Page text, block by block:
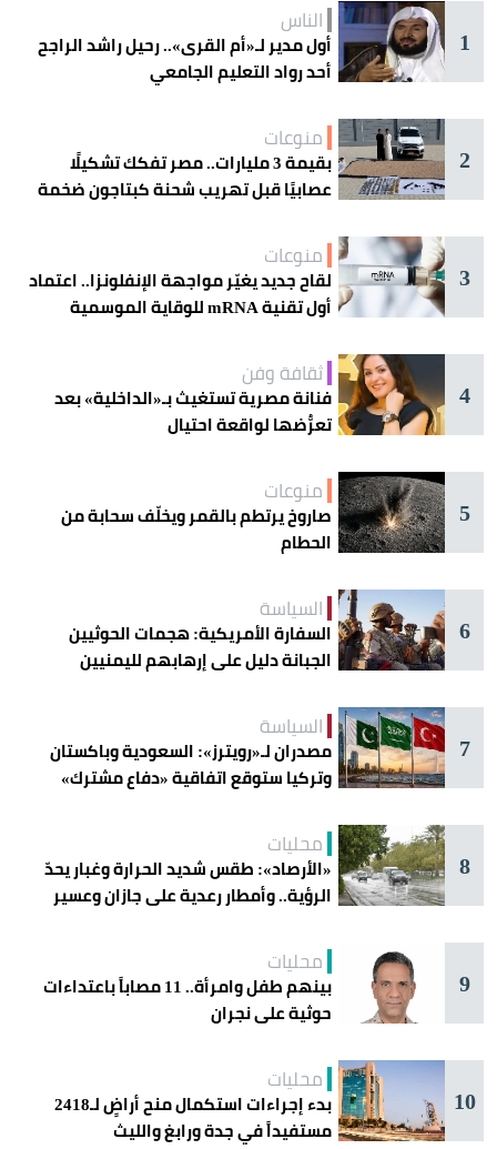
1
الناس
أول مدير لـ«أم القرى».. رحيل راشد الراجح
أحد رواد التعليم الجامعي
2
منوعات
بقيمة 3 مليارات.. مصر تفكك تشكيلًا
عصابيًا قبل تهريب شحنة كبتاجون ضخمة
3
منوعات
لقاح جديد يغيّر مواجهة الإنفلونزا.. اعتماد
أول تقنية mRNA للوقاية الموسمية
4
ثقافة وفن
فنانة مصرية تستغيث بـ«الداخلية» بعد
تعرُّضها لواقعة احتيال
5
منوعات
صاروخ يرتطم بالقمر ويخلّف سحابة من
الحطام
6
السياسة
السفارة الأمريكية: هجمات الحوثيين
الجبانة دليل على إرهابهم لليمنيين
7
السياسة
مصدران لـ«رويترز»: السعودية وباكستان
وتركيا ستوقع اتفاقية «دفاع مشترك»
8
محليات
«الأرصاد»: طقس شديد الحرارة وغبار يحدّ
الرؤية.. وأمطار رعدية على جازان وعسير
9
محليات
بينهم طفل وامرأة.. 11 مصاباً باعتداءات
حوثية على نجران
10
محليات
بدء إجراءات استكمال منح أراضٍ لـ2418
مستفيداً في جدة ورابغ والليث